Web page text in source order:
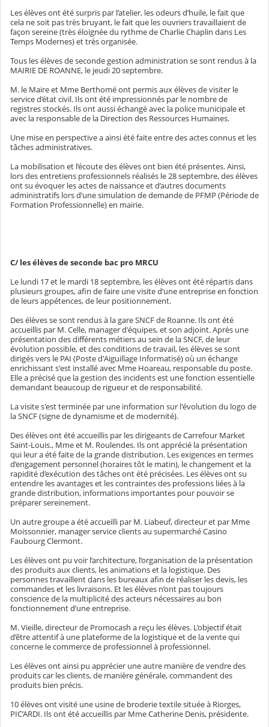
Les élèves ont été surpris par l’atelier, les odeurs d’huile, le fait que
cela ne soit pas très bruyant, le fait que les ouvriers travaillaient de
façon sereine (très éloignée du rythme de Charlie Chaplin dans Les
Temps Modernes) et très organisée.
Tous les élèves de seconde gestion administration se sont rendus à la
MAIRIE DE ROANNE, le jeudi 20 septembre.
M. le Maire et Mme Berthomé ont permis aux élèves de visiter le
service d’état civil. Ils ont été impressionnés par le nombre de
registres stockés. Ils ont aussi échangé avec la police municipale et
avec la responsable de la Direction des Ressources Humaines.
Une mise en perspective a ainsi été faite entre des actes connus et les
tâches administratives.
La mobilisation et l’écoute des élèves ont bien été présentes. Ainsi,
lors des entretiens professionnels réalisés le 28 septembre, des élèves
ont su évoquer les actes de naissance et d’autres documents
administratifs lors d’une simulation de demande de PFMP (Période de
Formation Professionnelle) en mairie.
C/ les élèves de seconde bac pro MRCU
Le lundi 17 et le mardi 18 septembre, les élèves ont été répartis dans
plusieurs groupes, afin de faire une visite d’une entreprise en fonction
de leurs appétences, de leur positionnement.
Des élèves se sont rendus à la gare SNCF de Roanne. Ils ont été
accueillis par M. Celle, manager d'équipes, et son adjoint. Après une
présentation des différents métiers au sein de la SNCF, de leur
évolution possible, et des conditions de travail, les élèves se sont
dirigés vers le PAI (Poste d'Aiguillage Informatisé) où un échange
enrichissant s'est installé avec Mme Hoareau, responsable du poste.
Elle a précisé que la gestion des incidents est une fonction essentielle
demandant beaucoup de rigueur et de responsabilité.
La visite s'est terminée par une information sur l'évolution du logo de
la SNCF (signe de dynamisme et de modernité).
Des élèves ont été accueillis par les dirigeants de Carrefour Market
Saint-Louis., Mme et M. Roulendes. Ils ont apprécié la présentation
qui leur a été faite de la grande distribution. Les exigences en termes
d’engagement personnel (horaires tôt le matin), le changement et la
rapidité d’exécution des tâches ont été précisées. Les élèves ont su
entendre les avantages et les contraintes des professions liées à la
grande distribution, informations importantes pour pouvoir se
préparer sereinement.
Un autre groupe a été accueilli par M. Liabeuf, directeur et par Mme
Moissonnier, manager service clients au supermarché Casino
Faubourg Clermont.
Les élèves ont pu voir l’architecture, l’organisation de la présentation
des produits aux clients, les animations et la logistique. Des
personnes travaillent dans les bureaux afin de réaliser les devis, les
commandes et les livraisons. Et les élèves n’ont pas toujours
conscience de la multiplicité des acteurs nécessaires au bon
fonctionnement d’une entreprise.
M. Vieille, directeur de Promocash a reçu les élèves. L’objectif était
d’être attentif à une plateforme de la logistique et de la vente qui
concerne le commerce de professionnel à professionnel.
Les élèves ont ainsi pu apprécier une autre manière de vendre des
produits car les clients, de manière générale, commandent des
produits bien précis.
10 élèves ont visité une usine de broderie textile située à Riorges,
PIC’ARDI. Ils ont été accueillis par Mme Catherine Denis, présidente.